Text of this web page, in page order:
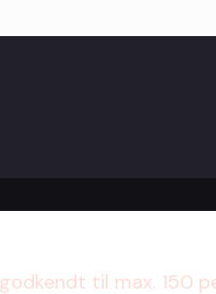
til max. 150